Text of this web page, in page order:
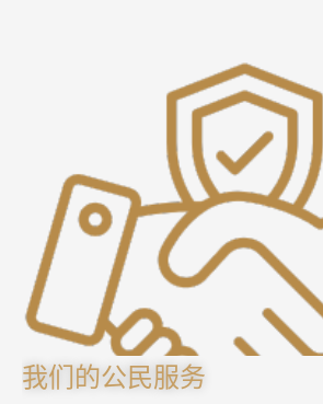
我们的公民服务